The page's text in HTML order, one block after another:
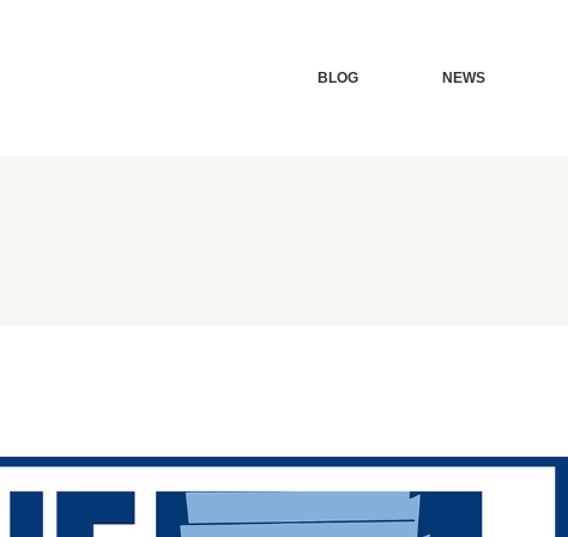
BLOG NEWS